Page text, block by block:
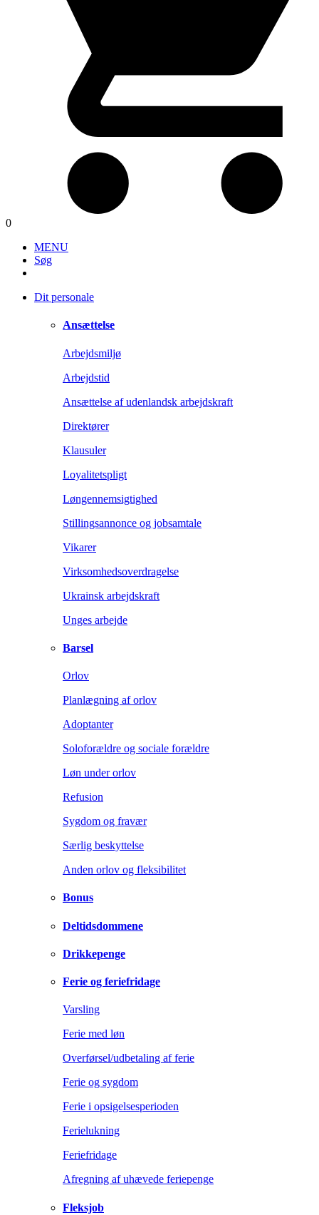
0
MENU
Søg
Dit personale
Ansættelse
Arbejdsmiljø
Arbejdstid
Ansættelse af udenlandsk arbejdskraft
Direktører
Klausuler
Loyalitetspligt
Løngennemsigtighed
Stillingsannonce og jobsamtale
Vikarer
Virksomhedsoverdragelse
Ukrainsk arbejdskraft
Unges arbejde
Barsel
Orlov
Planlægning af orlov
Adoptanter
Soloforældre og sociale forældre
Løn under orlov
Refusion
Sygdom og fravær
Særlig beskyttelse
Anden orlov og fleksibilitet
Bonus
Deltidsdommene
Drikkepenge
Ferie og feriefridage
Varsling
Ferie med løn
Overførsel/udbetaling af ferie
Ferie og sygdom
Ferie i opsigelsesperioden
Ferielukning
Feriefridage
Afregning af uhævede feriepenge
Fleksjob